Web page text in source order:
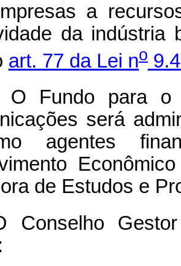
a
da indústria
art. 77 da Lei no
Fundo para o
será
agentes
de Estudos e
Gestor